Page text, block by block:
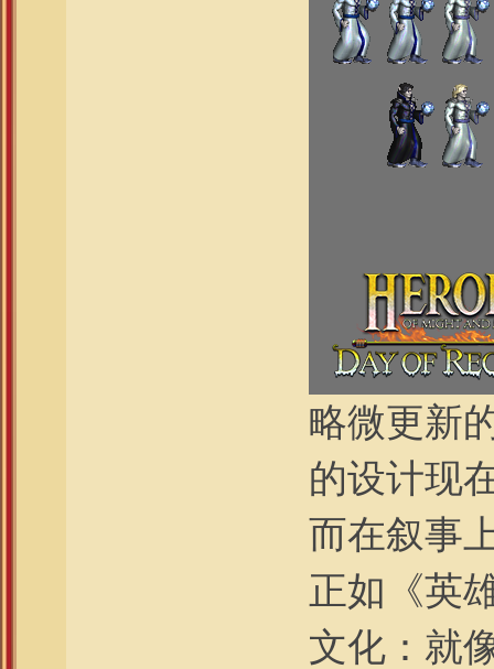
略微更新
的设计现
而在叙事
正如《英
文化：就